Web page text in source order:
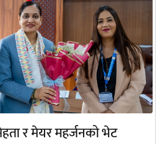
र मेयर महर्जनको भेट